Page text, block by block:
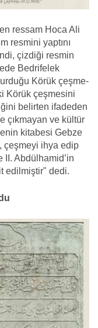
ressam Hoca Ali
resmini yaptını
çizdiği resmin
Bedrifelek
Körük çeşme-
Körük çeşmesini
belirten ifadeden
çıkmayan ve kültür
kitabesi Gebze
çeşmeyi ihya edip
II. Abdülhamid’in
edilmiştir" dedi.